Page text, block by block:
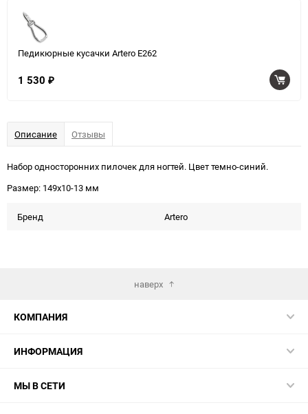
Педикюрные кусачки Artero E262
1 530 ₽
Описание Отзывы
Набор односторонних пилочек для ногтей. Цвет темно-синий.
Размер: 149х10-13 мм
Бренд Artero
наверх
КОМПАНИЯ
ИНФОРМАЦИЯ
МЫ В СЕТИ